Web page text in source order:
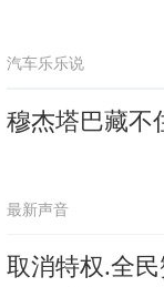
汽车乐乐说
穆杰塔巴藏不
最新声音
取消特权.全